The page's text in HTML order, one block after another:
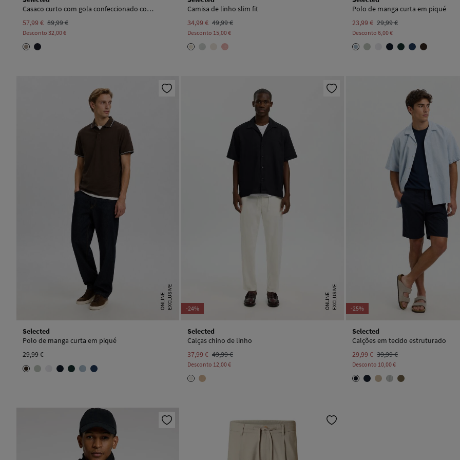
Casaco curto com gola confeccionado com materiais reciclados
57,99 € 89,99 €
Desconto 32,00 €
Camisa de linho slim fit
34,99 € 49,99 €
Desconto 15,00 €
Polo de manga curta em piqué
23,99 € 29,99 €
Desconto 6,00 €
E
X
C
L
U
S I
V
E
O
N
L
I
N
E
Selected
Polo de manga curta em piqué
29,99 €
-24% E
X
C
L
U
S I
V
E
O
N
L
I
N
E
Selected
Calças chino de linho
37,99 € 49,99 €
Desconto 12,00 €
-25%
Selected
Calções em tecido estruturado
29,99 € 39,99 €
Desconto 10,00 €